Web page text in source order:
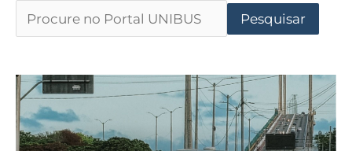
Pesquisar